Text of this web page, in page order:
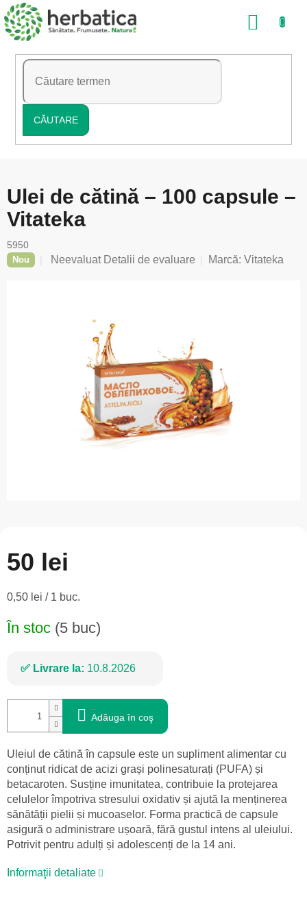
Treci
la
conținut
CĂUTARE
COŞ
Ulei de cătină – 100 capsule –
Vitateka
5950
Nou
Evaluarea
Neevaluat Detalii de evaluare Marcă: Vitateka
50 lei
Evaluare
0,50 lei / 1 buc.
În stoc (5 buc)
Livrare la: 10.8.2026
Adăuga în coş
Uleiul de cătină în capsule este un supliment alimentar cu
conținut ridicat de acizi grași polinesaturați (PUFA) și
betacaroten. Susține imunitatea, contribuie la protejarea
celulelor împotriva stresului oxidativ și ajută la menținerea
sănătății pielii și mucoaselor. Forma practică de capsule
asigură o administrare ușoară, fără gustul intens al uleiului.
Potrivit pentru adulți și adolescenți de la 14 ani.
Informaţii detaliate